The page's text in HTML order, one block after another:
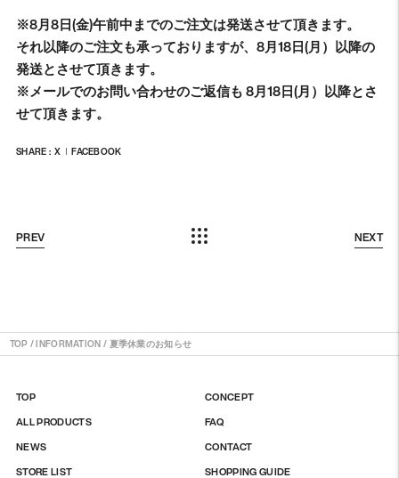
※8月8日(金)午前中までのご注文は発送させて頂きます。
それ以降のご注文も承っておりますが、8月18日(月）以降の
発送とさせて頂きます。
※メールでのお問い合わせのご返信も 8月18日(月）以降とさ
せて頂きます。
SHARE : X FACEBOOK
PREV NEXT
TOP /INFORMATION / 夏季休業のお知らせ
TOP
ALL PRODUCTS
NEWS
STORE LIST
CONCEPT
FAQ
CONTACT
SHOPPING GUIDE